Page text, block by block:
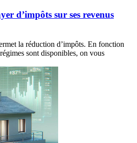
d’impôts sur ses revenus
la réduction d’impôts. En fonction
sont disponibles, on vous